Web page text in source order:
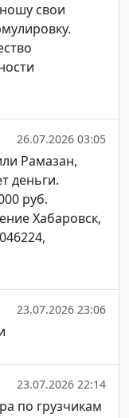
свои
26.07.2026 03:05
Рамазан,
деньги.
руб.
Хабаровск,
23.07.2026 23:06
23.07.2026 22:14
по грузчикам